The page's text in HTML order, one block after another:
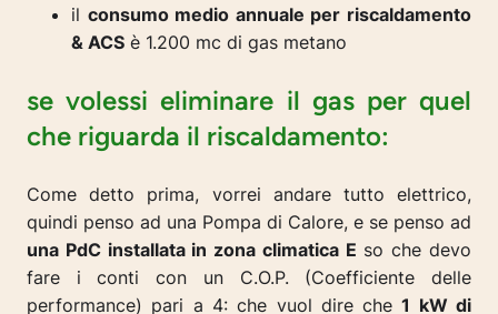
il consumo medio annuale per riscaldamento
& ACS è 1.200 mc di gas metano
se volessi eliminare il gas per quel
che riguarda il riscaldamento:
Come detto prima, vorrei andare tutto elettrico,
quindi penso ad una Pompa di Calore, e se penso ad
una PdC installata in zona climatica E so che devo
fare i conti con un C.O.P. (Coefficiente delle
performance) pari a 4: che vuol dire che1 kW di